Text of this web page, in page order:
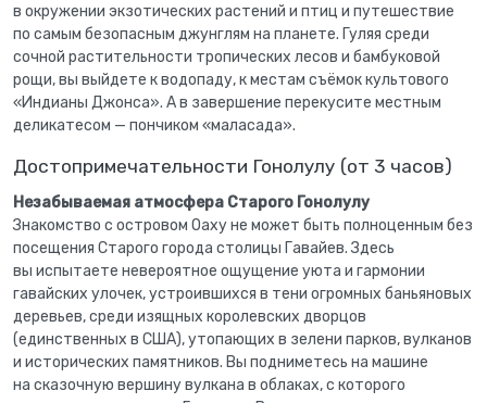
в окружении экзотических растений и птиц и путешествие
по самым безопасным джунглям на планете. Гуляя среди
сочной растительности тропических лесов и бамбуковой
рощи, вы выйдете к водопаду, к местам съёмок культового
«Индианы Джонса». А в завершение перекусите местным
деликатесом — пончиком «маласада».
Достопримечательности Гонолулу (от 3 часов)
Незабываемая атмосфера Старого Гонолулу
Знакомство с островом Оаху не может быть полноценным без
посещения Старого города столицы Гавайев. Здесь
вы испытаете невероятное ощущение уюта и гармонии
гавайских улочек, устроившихся в тени огромных баньяновых
деревьев, среди изящных королевских дворцов
(единственных в США), утопающих в зелени парков, вулканов
и исторических памятников. Вы подниметесь на машине
на сказочную вершину вулкана в облаках, с которого